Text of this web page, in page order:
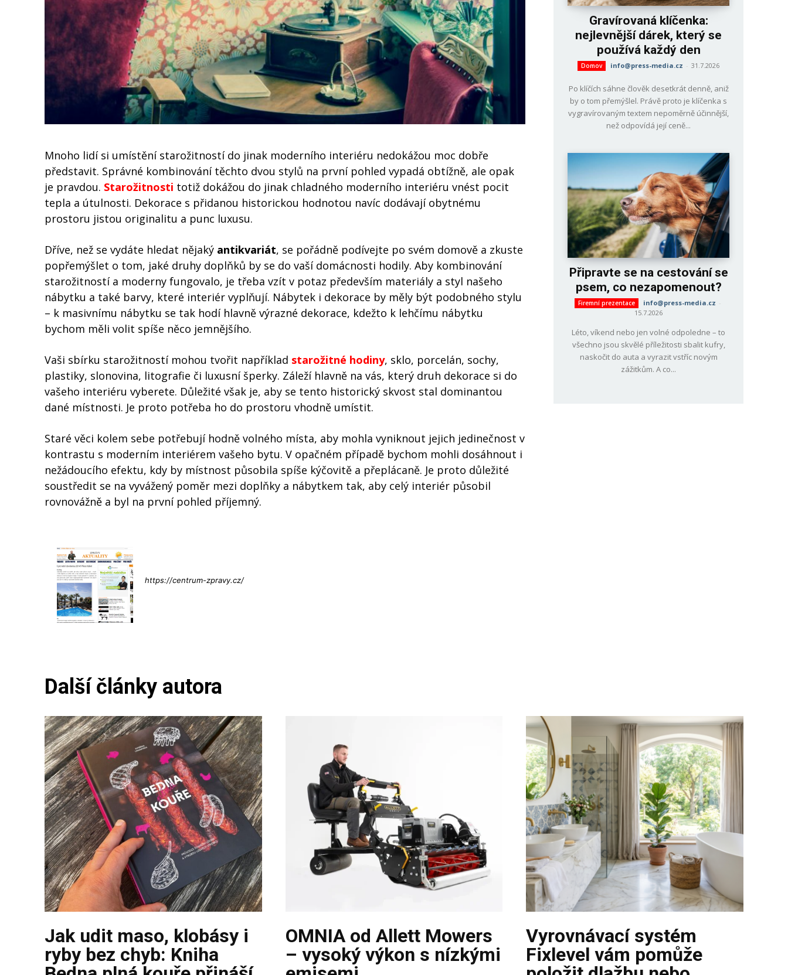
Mnoho lidí si umístění starožitností do jinak moderního interiéru nedokážou moc dobře
představit. Správné kombinování těchto dvou stylů na první pohled vypadá obtížně, ale opak
je pravdou. Starožitnosti totiž dokážou do jinak chladného moderního interiéru vnést pocit
tepla a útulnosti. Dekorace s přidanou historickou hodnotou navíc dodávají obytnému
prostoru jistou originalitu a punc luxusu.
Dříve, než se vydáte hledat nějaký antikvariát, se pořádně podívejte po svém domově a zkuste
popřemýšlet o tom, jaké druhy doplňků by se do vaší domácnosti hodily. Aby kombinování
starožitností a moderny fungovalo, je třeba vzít v potaz především materiály a styl našeho
nábytku a také barvy, které interiér vyplňují. Nábytek i dekorace by měly být podobného stylu
– k masivnímu nábytku se tak hodí hlavně výrazné dekorace, kdežto k lehčímu nábytku
bychom měli volit spíše něco jemnějšího.
Vaši sbírku starožitností mohou tvořit například starožitné hodiny, sklo, porcelán, sochy,
plastiky, slonovina, litografie či luxusní šperky. Záleží hlavně na vás, který druh dekorace si do
vašeho interiéru vyberete. Důležité však je, aby se tento historický skvost stal dominantou
dané místnosti. Je proto potřeba ho do prostoru vhodně umístit.
Staré věci kolem sebe potřebují hodně volného místa, aby mohla vyniknout jejich jedinečnost v
kontrastu s moderním interiérem vašeho bytu. V opačném případě bychom mohli dosáhnout i
nežádoucího efektu, kdy by místnost působila spíše kýčovitě a přeplácaně. Je proto důležité
soustředit se na vyvážený poměr mezi doplňky a nábytkem tak, aby celý interiér působil
rovnovážně a byl na první pohled příjemný.
https://centrum-zpravy.cz/
Gravírovaná klíčenka:
nejlevnější dárek, který se
používá každý den
Domov info@press-media.cz - 31.7.2026
Po klíčích sáhne člověk desetkrát denně, aniž
by o tom přemýšlel. Právě proto je klíčenka s
vygravírovaným textem nepoměrně účinnější,
než odpovídá její ceně...
Připravte se na cestování se
psem, co nezapomenout?
Firemní prezentace info@press-media.cz -
15.7.2026
Léto, víkend nebo jen volné odpoledne – to
všechno jsou skvělé příležitosti sbalit kufry,
naskočit do auta a vyrazit vstříc novým
zážitkům. A co...
Další články autora
Jak udit maso, klobásy i
ryby bez chyb: Kniha
OMNIA od Allett Mowers
– vysoký výkon s nízkými
Vyrovnávací systém
Fixlevel vám pomůže